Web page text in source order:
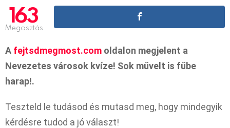
163
Megosztás
A fejtsdmegmost.com oldalon megjelent a
Nevezetes városok kvíze! Sok művelt is fűbe
harap!.
Teszteld le tudásod és mutasd meg, hogy mindegyik
kérdésre tudod a jó választ!